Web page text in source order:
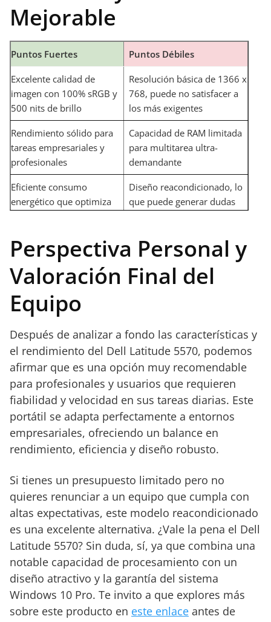
Mejorable
Puntos Fuertes Puntos Débiles
Excelente calidad de
imagen con 100% sRGB y
500 nits de brillo
Resolución básica de 1366 x
768, puede no satisfacer a
los más exigentes
Rendimiento sólido para
tareas empresariales y
profesionales
Capacidad de RAM limitada
para multitarea ultra-
demandante
Eficiente consumo
energético que optimiza
Diseño reacondicionado, lo
que puede generar dudas
Conectividad de última
generación con Wi-Fi 6 y
Bluetooth 5.2
Pocas opciones de puertos
adicionales para periféricos
Perspectiva Personal y
Valoración Final del
Equipo
Después de analizar a fondo las características y
el rendimiento del Dell Latitude 5570, podemos
afirmar que es una opción muy recomendable
para profesionales y usuarios que requieren
fiabilidad y velocidad en sus tareas diarias. Este
portátil se adapta perfectamente a entornos
empresariales, ofreciendo un balance en
rendimiento, eficiencia y diseño robusto.
Si tienes un presupuesto limitado pero no
quieres renunciar a un equipo que cumpla con
altas expectativas, este modelo reacondicionado
es una excelente alternativa. ¿Vale la pena el Dell
Latitude 5570? Sin duda, sí, ya que combina una
notable capacidad de procesamiento con un
diseño atractivo y la garantía del sistema
Windows 10 Pro. Te invito a que explores más
sobre este producto en este enlace antes de